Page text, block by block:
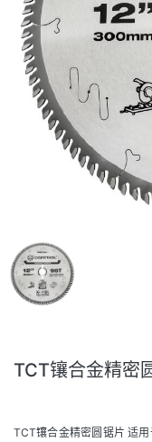
TCT镶合金精密
TCT镶合金精密圆锯片 适